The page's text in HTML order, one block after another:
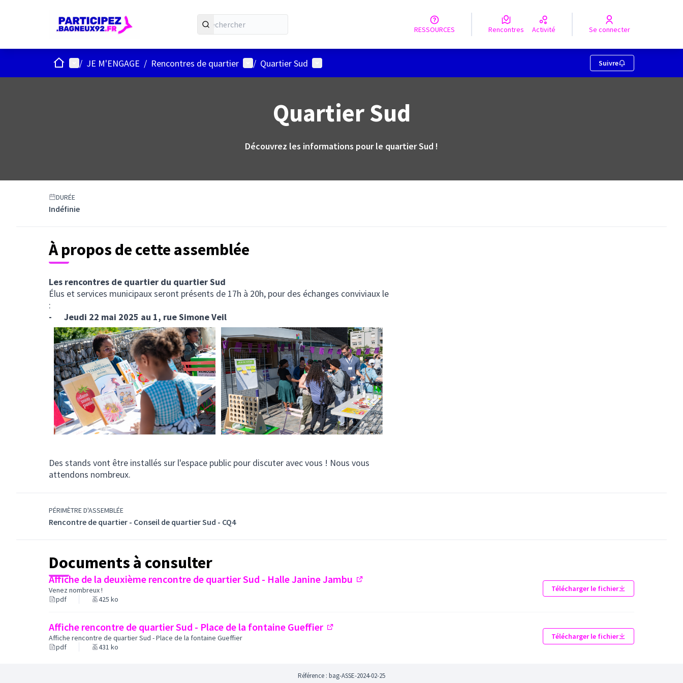
RESSOURCES Rencontres Activité Se connecter
ACCUEILMenu principal
/ JE M'ENGAGE / Rencontres de quartier Menu utilisateur
/ Quartier Sud Menu utilisateur Suivre
Quartier Sud
Découvrez les informations pour le quartier Sud !
DURÉE
Indéfinie
À propos de cette assemblée
Les rencontres de quartier du quartier Sud
Élus et services municipaux seront présents de 17h à 20h, pour des échanges conviviaux le
:
- Jeudi 22 mai 2025 au 1, rue Simone Veil
Des stands vont être installés sur l'espace public pour discuter avec vous ! Nous vous
attendons nombreux.
PÉRIMÈTRE D'ASSEMBLÉE
Rencontre de quartier - Conseil de quartier Sud - CQ4
Documents à consulter
Affiche de la deuxième rencontre de quartier Sud - Halle Janine Jambu
Venez nombreux !
pdf
425 ko
Télécharger le fichier
Affiche rencontre de quartier Sud - Place de la fontaine Gueffier
Affiche rencontre de quartier Sud - Place de la fontaine Gueffier
pdf
431 ko
Télécharger le fichier
Référence : bag-ASSE-2024-02-25